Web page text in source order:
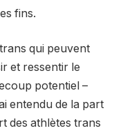
fins.
qui peuvent
et ressentir le
potentiel –
entendu de la part
des athlètes trans